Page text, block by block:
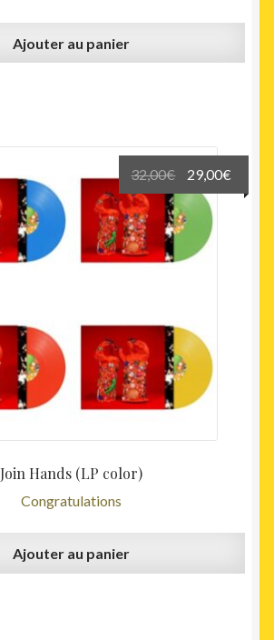
Ajouter au panier
Join Hands (LP color)
Congratulations
32,00€
Le
prix
initial
était :
32,00€.
29,00€
prix
Ajouter au panier